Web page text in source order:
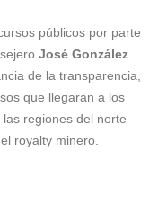
públicos por parte
José González
de la transparencia,
que llegarán a los
regiones del norte
royalty minero.